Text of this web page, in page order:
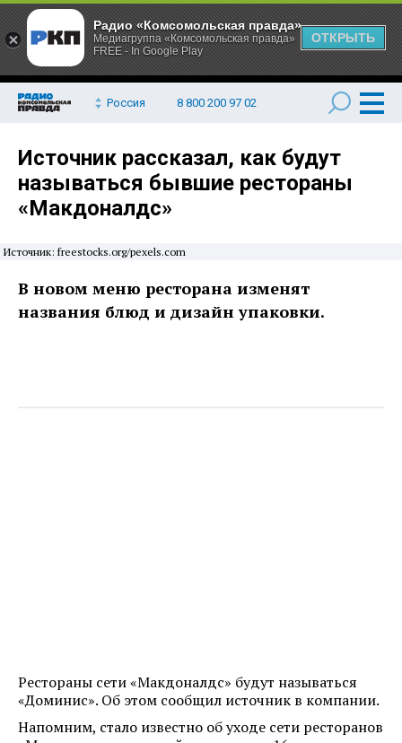
Россия 8 800 200 97 02
Источник рассказал, как будут
называться бывшие рестораны
«Макдоналдс»
Источник: freestocks.org/pexels.com
В новом меню ресторана изменят
названия блюд и дизайн упаковки.
Рестораны сети «Макдоналдс» будут называться
«Доминис». Об этом сообщил источник в компании.
Напомним, стало известно об уходе сети ресторанов
Радио «Комсомольская правда»
Медиагруппа «Комсомольская правда»
FREE - In Google Play
ОТКРЫТЬ